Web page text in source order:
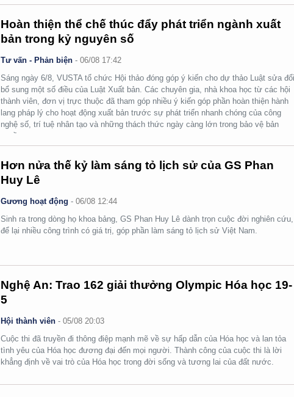
Hoàn thiện thể chế thúc đẩy phát triển ngành xuất
bản trong kỷ nguyên số
Tư vấn - Phản biện -06/08 17:42
Sáng ngày 6/8, VUSTA tổ chức Hội thảo đóng góp ý kiến cho dự thảo Luật sửa
bổ sung một số điều của Luật Xuất bản. Các chuyên gia, nhà khoa học từ các hội
thành viên, đơn vị trực thuộc đã tham góp nhiều ý kiến góp phần hoàn thiện hành
lang pháp lý cho hoạt động xuất bản trước sự phát triển nhanh chóng của công
nghệ số, trí tuệ nhân tạo và những thách thức ngày càng lớn trong bảo vệ bản
quyền.
Hơn nửa thế kỷ làm sáng tỏ lịch sử của GS Phan
Huy Lê
Gương hoạt động -06/08 12:44
Sinh ra trong dòng họ khoa bảng, GS Phan Huy Lê dành trọn cuộc đời nghiên cứu,
để lại nhiều công trình có giá trị, góp phần làm sáng tỏ lịch sử Việt Nam.
Nghệ An: Trao 162 giải thưởng Olympic Hóa học 19-
5
Hội thành viên -05/08 20:03
Cuộc thi đã truyền đi thông điệp mạnh mẽ về sự hấp dẫn của Hóa học và lan tỏa
tình yêu của Hóa học đương đại đến mọi người. Thành công của cuộc thi là lời
khẳng định về vai trò của Hóa học trong đời sống và tương lai của đất nước.